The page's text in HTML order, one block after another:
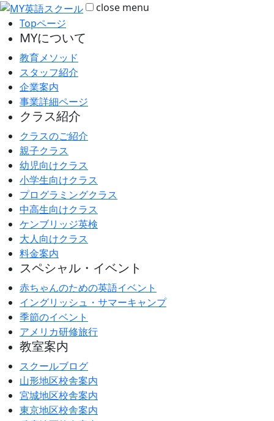
close menu
Topページ
MYについて
教育メソッド
スタッフ紹介
企業案内
事業詳細ページ
クラス紹介
クラスのご紹介
親子クラス
幼児向けクラス
小学生向けクラス
プログラミングクラス
中高生向けクラス
ケンブリッジ英検
大人向けクラス
料金案内
スペシャル・イベント
赤ちゃんのための英語イベント
イングリッシュ・サマーキャンプ
季節のイベント
アメリカ研修旅行
教室案内
スクールブログ
山形地区校舎案内
宮城地区校舎案内
東京地区校舎案内